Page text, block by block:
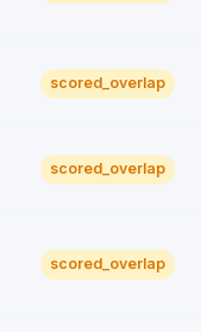
scored_overlap
scored_overlap
scored_overlap